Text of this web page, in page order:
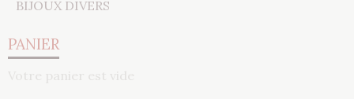
BIJOUX DIVERS
PANIER